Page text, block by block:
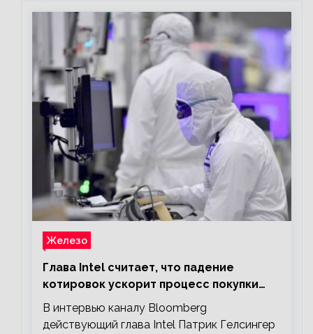
Железо
Глава Intel считает, что падение
котировок ускорит процесс покупки
мелких компаний крупными
В интервью каналу Bloomberg
действующий глава Intel Патрик Гелсингер